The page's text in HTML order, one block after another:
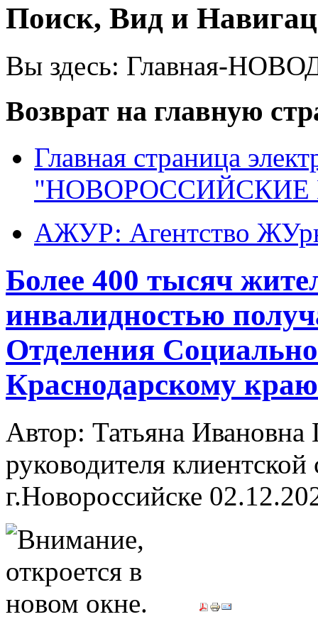
Поиск, Вид и
Вы здесь: Главная-
Возврат на главную
Главная страница
"НОВОРОССИЙСКИЕ
АЖУР: Агентство
Более 400 тысяч
инвалидностью
Отделения
Краснодарскому
Автор: Татьяна
руководителя
г.Новороссийске